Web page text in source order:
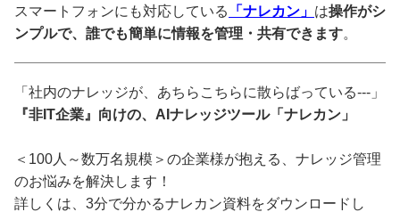
スマートフォンにも対応している 「ナレカン」 は操作がシ
ンプルで、誰でも簡単に情報を管理・共有できます。
「社内のナレッジが、あちらこちらに散らばっている---」
『非IT企業』向けの、AIナレッジツール「ナレカン」
＜100人～数万名規模＞の企業様が抱える、ナレッジ管理
のお悩みを解決します！
詳しくは、3分で分かるナレカン資料をダウンロードし